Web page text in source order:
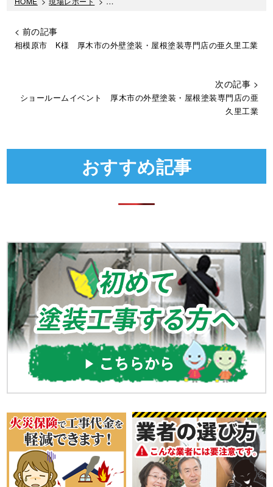
< 前の記事
相模原市 K様 厚木市の外壁塗装・屋根塗装専門店の亜久里工業
次の記事 >
ショールームイベント 厚木市の外壁塗装・屋根塗装専門店の亜
久里工業
おすすめ記事